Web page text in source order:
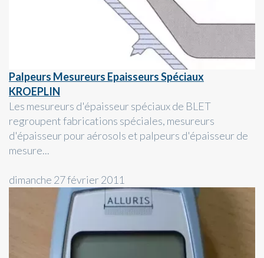
Palpeurs Mesureurs Epaisseurs Spéciaux
KROEPLIN
Les mesureurs d'épaisseur spéciaux de BLET
regroupent fabrications spéciales, mesureurs
d'épaisseur pour aérosols et palpeurs d'épaisseur de
mesure...
dimanche 27 février 2011